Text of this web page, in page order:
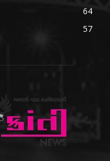
64
57